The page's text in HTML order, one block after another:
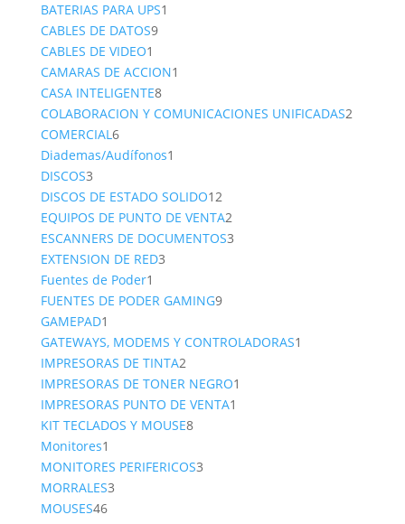
BATERIAS PARA UPS1
CABLES DE DATOS99
CABLES DE VIDEO1
producto
CAMARAS DE ACCION1
CASA INTELIGENTE88
productos
COLABORACION Y COMUNICACIONES UNIFICADAS22
COMERCIAL66
productos
Diademas/Audífonos1
DISCOS33
productos
DISCOS DE ESTADO SOLIDO1212
productos
EQUIPOS DE PUNTO DE VENTA22
productos
ESCANNERS DE DOCUMENTOS33
EXTENSION DE RED33
Fuentes de Poder1
producto
FUENTES DE PODER GAMING99
GAMEPAD1
producto
GATEWAYS, MODEMS Y CONTROLADORAS1
IMPRESORAS DE TINTA22
productos
IMPRESORAS DE TONER NEGRO1
IMPRESORAS PUNTO DE VENTA1
KIT TECLADOS Y MOUSE88
Monitores1
producto
MONITORES PERIFERICOS33
MORRALES33
MOUSES4646